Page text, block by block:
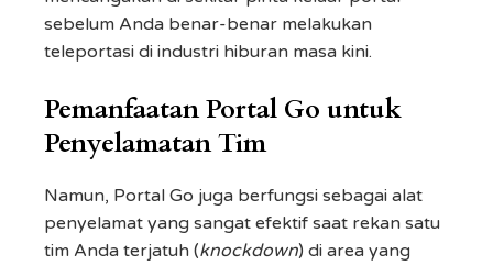
sebelum Anda benar-benar melakukan
teleportasi di industri hiburan masa kini.
Pemanfaatan Portal Go untuk
Penyelamatan Tim
Namun, Portal Go juga berfungsi sebagai alat
penyelamat yang sangat efektif saat rekan satu
tim Anda terjatuh (knockdown) di area yang